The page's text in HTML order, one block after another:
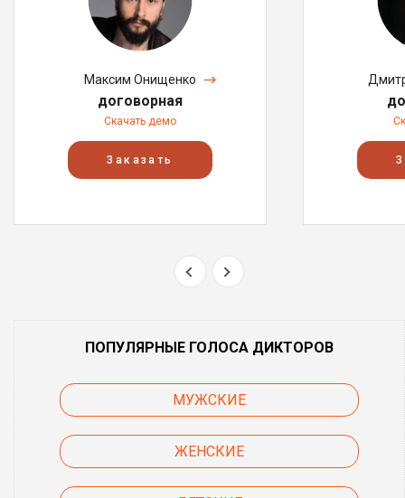
Максим Онищенко
договорная
Скачать демо
Заказать
ПОПУЛЯРНЫЕ ГОЛОСА ДИКТОРОВ
МУЖСКИЕ
ЖЕНСКИЕ